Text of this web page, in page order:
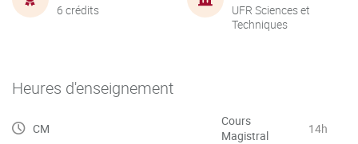
6 crédits
UFR Sciences et
Techniques
Heures d'enseignement
CM
Cours
Magistral
14h